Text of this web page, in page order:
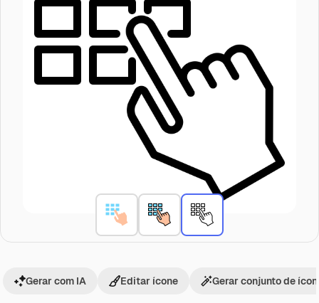
Gerar com IA Editar ícone Gerar conjunto de